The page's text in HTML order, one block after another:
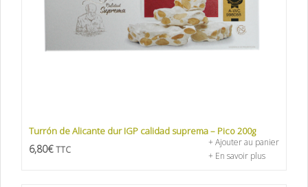
Turrón de Alicante dur IGP calidad suprema – Pico 200g
6,80€ TTC
+ Ajouter au panier
+ En savoir plus